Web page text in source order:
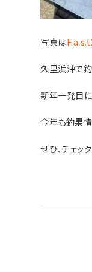
写真は
久里浜沖で釣
新年一発目
今年も釣果情
ぜひ、チェッ